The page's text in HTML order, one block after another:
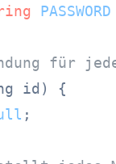
PASSWORD
für
id)
{
;